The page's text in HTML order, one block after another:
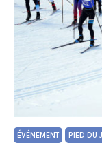
ÉVÉNEMENT PIED DU